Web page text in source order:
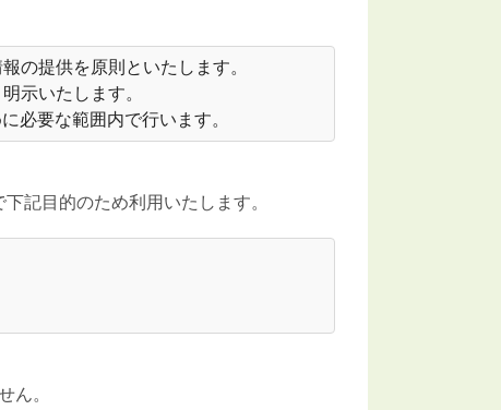
の提供を原則といたします。
示いたします。
必要な範囲内で行います。
記目的のため利用いたします。
ん。